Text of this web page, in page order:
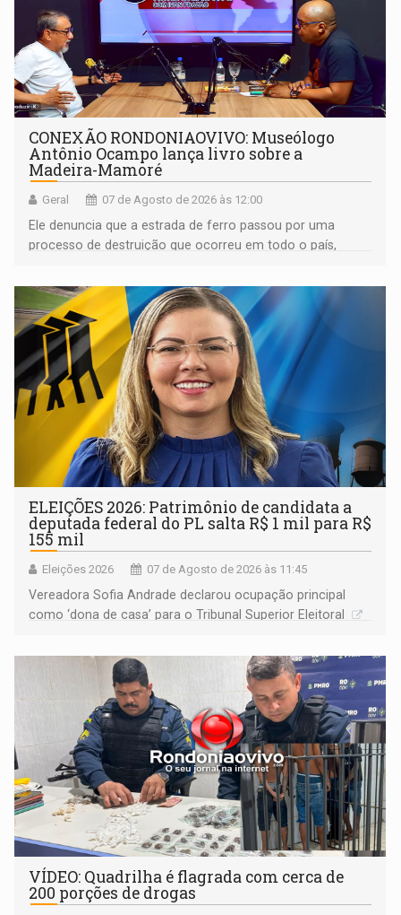
CONEXÃO RONDONIAOVIVO: Museólogo
Antônio Ocampo lança livro sobre a
Madeira-Mamoré
Geral 07 de Agosto de 2026 às 12:00
Ele denuncia que a estrada de ferro passou por uma
processo de destruição que ocorreu em todo o país,
ELEIÇÕES 2026: Patrimônio de candidata a
deputada federal do PL salta R$ 1 mil para R$
155 mil
Eleições 2026 07 de Agosto de 2026 às 11:45
Vereadora Sofia Andrade declarou ocupação principal
como ‘dona de casa’ para o Tribunal Superior Eleitoral
VÍDEO: Quadrilha é flagrada com cerca de
200 porções de drogas